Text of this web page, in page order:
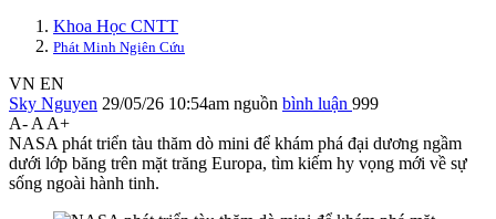
Khoa Học CNTT
Phát Minh Ngiên Cứu
VN EN
Sky Nguyen 29/05/26 10:54am nguồn bình luận 999
A- A A+
NASA phát triển tàu thăm dò mini để khám phá đại dương ngầm
dưới lớp băng trên mặt trăng Europa, tìm kiếm hy vọng mới về sự
sống ngoài hành tinh.